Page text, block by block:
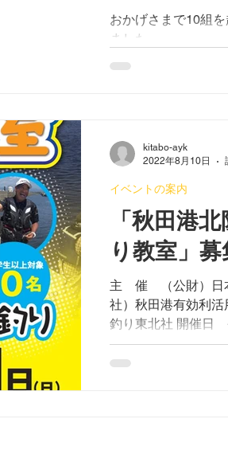
おかげさまで10組
ました。
「秋田港
り教室」
主 催 （公財）日
社）秋田港有効利活
釣り東北社 開催日
の2日間 開催時間
様） ※悪天候によ
イベントの案内
kitabo-ayk
2022年8月10日